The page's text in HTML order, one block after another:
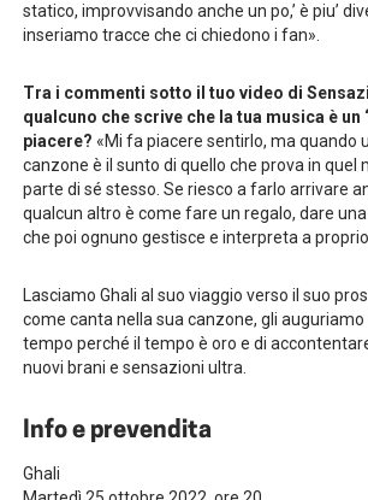
statico, improvvisando anche un po,’ è piu’
inseriamo tracce che ci chiedono i fan».
Tra i commenti sotto il tuo video di
qualcuno che scrive che la tua musica è un
piacere? «Mi fa piacere sentirlo, ma quando
canzone è il sunto di quello che prova in quel
parte di sé stesso. Se riesco a farlo arrivare
qualcun altro è come fare un regalo, dare
che poi ognuno gestisce e interpreta a
Lasciamo Ghali al suo viaggio verso il suo
come canta nella sua canzone, gli auguriamo
tempo perché il tempo è oro e di
nuovi brani e sensazioni ultra.
Info e prevendita
Ghali